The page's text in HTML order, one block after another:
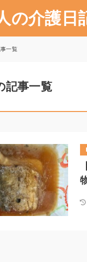
の介護日
一覧
記事一覧